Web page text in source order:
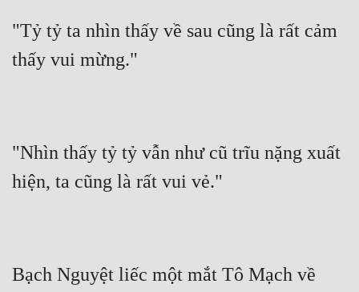
"Tỷ tỷ ta nhìn thấy về sau cũng là rất cảm
thấy vui mừng."
"Nhìn thấy tỷ tỷ vẫn như cũ trĩu nặng xuất
hiện, ta cũng là rất vui vẻ."
Bạch Nguyệt liếc một mắt Tô Mạch về